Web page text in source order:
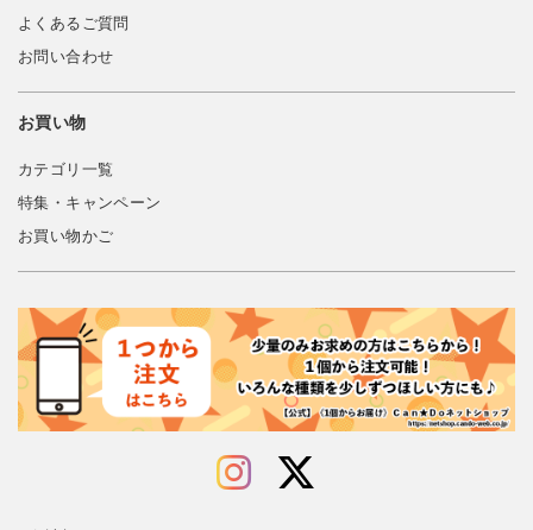
よくあるご質問
お問い合わせ
お買い物
カテゴリ一覧
特集・キャンペーン
お買い物かご